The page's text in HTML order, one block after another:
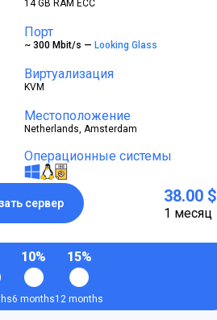
14 GB RAM ECC
Порт
~ 300 Mbit/s —Looking Glass
Виртуализация
KVM
Местоположение
Netherlands, Amsterdam
Операционные системы
сервер 38.00 $
1 месяц
10%
6 months
15%
12 months